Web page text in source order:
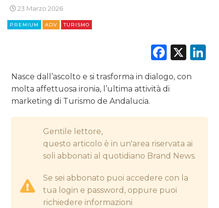
DIGITALE
RADIO / AUDIO
TV
RICERCHE
23 Marzo 2026
PREMIUM ADV TURISMO
X
Nasce dall’ascolto e si trasforma in dialogo, con
molta affettuosa ironia, l’ultima attività di
marketing di Turismo de Andalucia.
Gentile lettore,
questo articolo è in un'area riservata ai
soli abbonati al quotidiano Brand News.
Se sei abbonato puoi accedere con la
tua login e password, oppure puoi
richiedere informazioni